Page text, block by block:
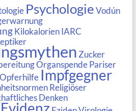
PsychologieVodún
Kilokalorien IARC
Zucker
Organspende Pariser
Opferhilfe Impfgegner
Religiöser
Denken